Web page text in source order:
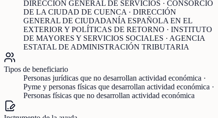
DIRECCIÓN GENERAL DE SERVICIOS · CONSORCIO
DE LA CIUDAD DE CUENCA · DIRECCIÓN
GENERAL DE CIUDADANÍA ESPAÑOLA EN EL
EXTERIOR Y POLÍTICAS DE RETORNO · INSTITUTO
DE MAYORES Y SERVICIOS SOCIALES · AGENCIA
ESTATAL DE ADMINISTRACIÓN TRIBUTARIA
Tipos de beneficiario
Personas jurídicas que no desarrollan actividad económica ·
Pyme y personas físicas que desarrollan actividad económica ·
Personas físicas que no desarrollan actividad económica